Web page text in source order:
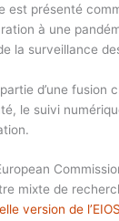
est présenté
à une
la surveillance
d’une fusion
le suivi
mixte de
version de